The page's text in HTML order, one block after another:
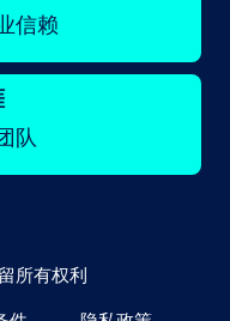
信赖
队
所有权利